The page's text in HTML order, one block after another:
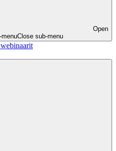
Open
menuClose sub-menu